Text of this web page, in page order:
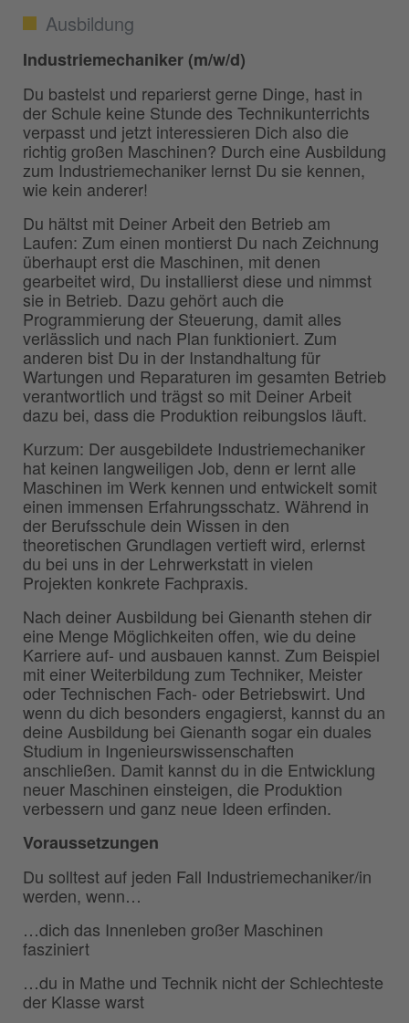
Ausbildung
Industriemechaniker (m/w/d)
Du bastelst und reparierst gerne Dinge, hast in
der Schule keine Stunde des Technikunterrichts
verpasst und jetzt interessieren Dich also die
richtig großen Maschinen? Durch eine Ausbildung
zum Industriemechaniker lernst Du sie kennen,
wie kein anderer!
Du hältst mit Deiner Arbeit den Betrieb am
Laufen: Zum einen montierst Du nach Zeichnung
überhaupt erst die Maschinen, mit denen
gearbeitet wird, Du installierst diese und nimmst
sie in Betrieb. Dazu gehört auch die
Programmierung der Steuerung, damit alles
verlässlich und nach Plan funktioniert. Zum
anderen bist Du in der Instandhaltung für
Wartungen und Reparaturen im gesamten Betrieb
verantwortlich und trägst so mit Deiner Arbeit
dazu bei, dass die Produktion reibungslos läuft.
Kurzum: Der ausgebildete Industriemechaniker
hat keinen langweiligen Job, denn er lernt alle
Maschinen im Werk kennen und entwickelt somit
einen immensen Erfahrungsschatz. Während in
der Berufsschule dein Wissen in den
theoretischen Grundlagen vertieft wird, erlernst
du bei uns in der Lehrwerkstatt in vielen
Projekten konkrete Fachpraxis.
Nach deiner Ausbildung bei Gienanth stehen dir
eine Menge Möglichkeiten offen, wie du deine
Karriere auf- und ausbauen kannst. Zum Beispiel
mit einer Weiterbildung zum Techniker, Meister
oder Technischen Fach- oder Betriebswirt. Und
wenn du dich besonders engagierst, kannst du an
deine Ausbildung bei Gienanth sogar ein duales
Studium in Ingenieurswissenschaften
anschließen. Damit kannst du in die Entwicklung
neuer Maschinen einsteigen, die Produktion
verbessern und ganz neue Ideen erfinden.
Voraussetzungen
Du solltest auf jeden Fall Industriemechaniker/in
werden, wenn…
…dich das Innenleben großer Maschinen
fasziniert
…du in Mathe und Technik nicht der Schlechteste
der Klasse warst